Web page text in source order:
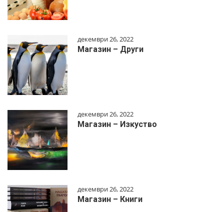
декември 26, 2022
Магазин – Други
декември 26, 2022
Магазин – Изкуство
декември 26, 2022
Магазин – Книги